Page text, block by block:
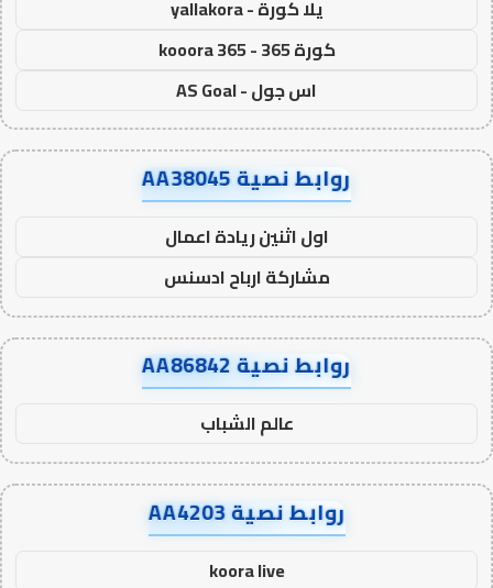
يلا كورة - yallakora
كورة 365 - kooora 365
اس جول - AS Goal
روابط نصية AA38045
اول اثنين ريادة اعمال
مشاركة ارباح ادسنس
روابط نصية AA86842
عالم الشباب
روابط نصية AA4203
koora live